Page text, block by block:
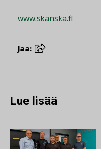
www.skanska.fi
Jaa:
Lue lisää